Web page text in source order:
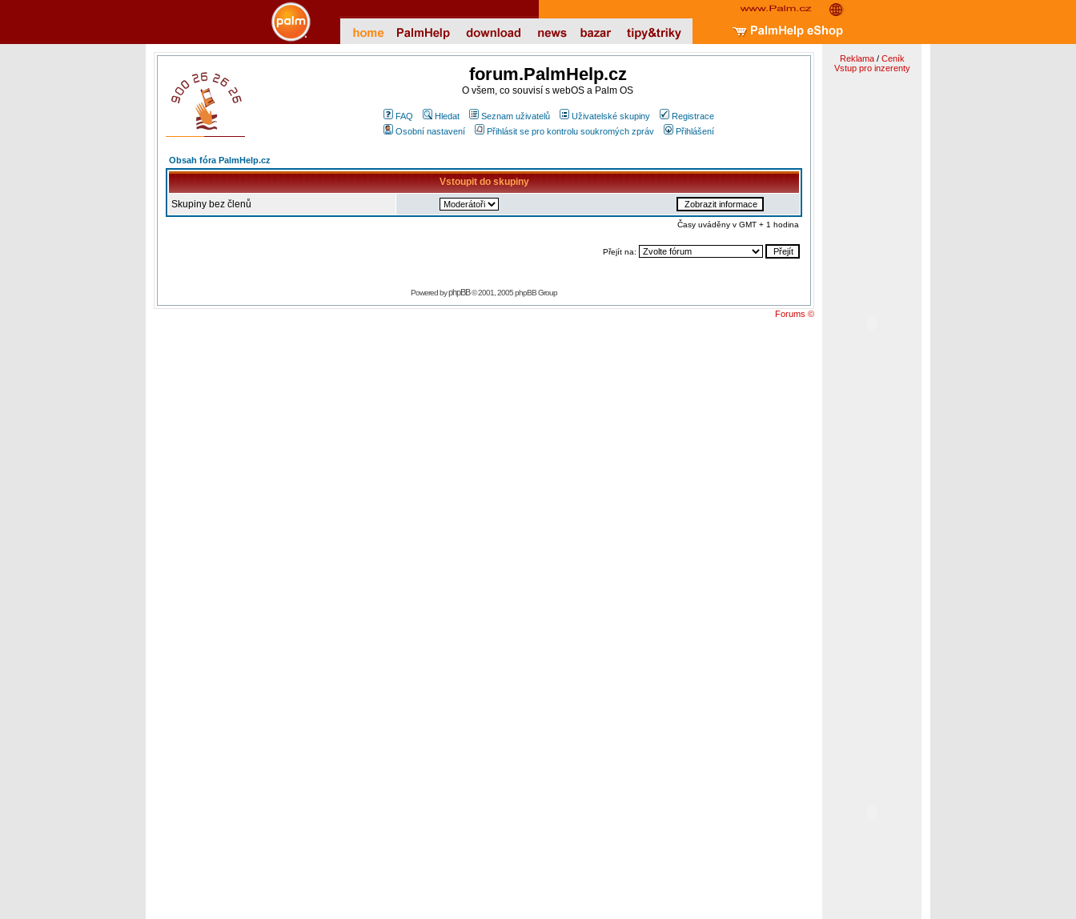
forum.PalmHelp.cz
O všem, co souvisí s webOS a Palm OS
FAQ Hledat Seznam uživatelů Uživatelské skupiny
Registrace
Osobní nastavení
Přihlásit se pro kontrolu soukromých zpráv Přihlášení
Obsah fóra PalmHelp.cz
Vstoupit do skupiny
Skupiny bez členů
Časy uváděny v GMT + 1 hodina
Přejít na:
Powered byphpBB© 2001, 2005 phpBB Group
Forums ©
Reklama/ Ceník
Vstup pro inzerenty